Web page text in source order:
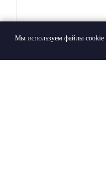
Мы используем файлы cookie